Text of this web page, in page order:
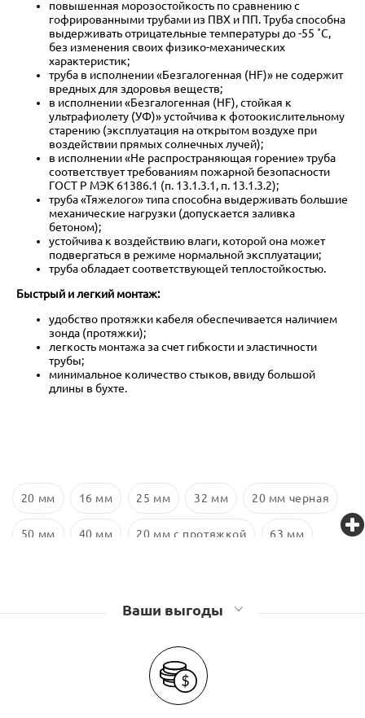
повышенная морозостойкость по сравнению с
гофрированными трубами из ПВХ и ПП. Труба способна
выдерживать отрицательные температуры до -55 ˚С,
без изменения своих физико-механических
характеристик;
труба в исполнении «Безгалогенная (HF)» не содержит
вредных для здоровья веществ;
в исполнении «Безгалогенная (HF), стойкая к
ультрафиолету (УФ)» устойчива к фотоокислительному
старению (эксплуатация на открытом воздухе при
воздействии прямых солнечных лучей);
в исполнении «Не распространяющая горение» труба
соответствует требованиям пожарной безопасности
ГОСТ Р МЭК 61386.1 (п. 13.1.3.1, п. 13.1.3.2);
труба «Тяжелого» типа способна выдерживать большие
механические нагрузки (допускается заливка
бетоном);
устойчива к воздействию влаги, которой она может
подвергаться в режиме нормальной эксплуатации;
труба обладает соответствующей теплостойкостью.
Быстрый и легкий монтаж:
удобство протяжки кабеля обеспечивается наличием
зонда (протяжки);
легкость монтажа за счет гибкости и эластичности
трубы;
минимальное количество стыков, ввиду большой
длины в бухте.
20 мм 16 мм 25 мм 32 мм 20 мм черная
50 мм 40 мм 20 мм с протяжкой 63 мм
Ваши выгоды